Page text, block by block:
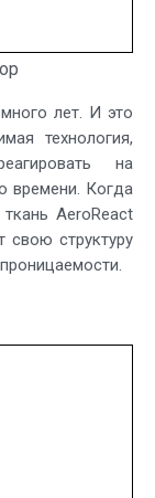
лет. И это
технология,
на
времени. Когда
AeroReact
свою структуру